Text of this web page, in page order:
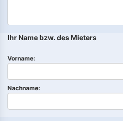
Ihr Name bzw. des Mieters
Vorname:
Nachname: